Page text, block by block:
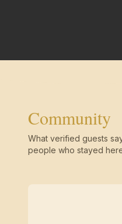
Community
What verified guests
people who stayed